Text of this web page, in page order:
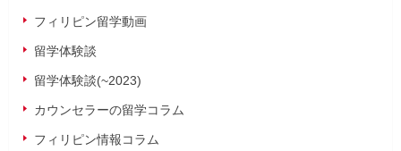
フィリピン留学動画
留学体験談
留学体験談(~2023)
カウンセラーの留学コラム
フィリピン情報コラム